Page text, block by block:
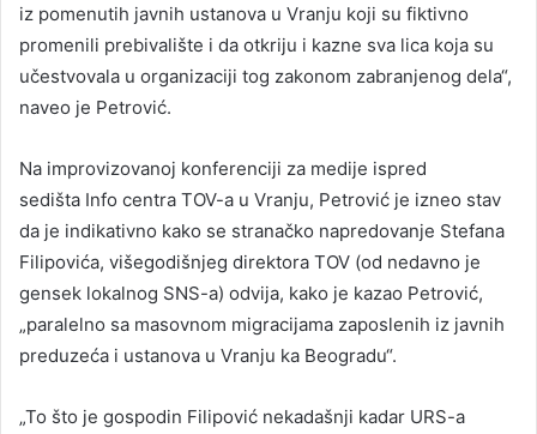
iz pomenutih javnih ustanova u Vranju koji su fiktivno
promenili prebivalište i da otkriju i kazne sva lica koja su
učestvovala u organizaciji tog zakonom zabranjenog dela“,
naveo je Petrović.
Na improvizovanoj konferenciji za medije ispred
sedišta Info centra TOV-a u Vranju, Petrović je izneo stav
da je indikativno kako se stranačko napredovanje Stefana
Filipovića, višegodišnjeg direktora TOV (od nedavno je
gensek lokalnog SNS-a) odvija, kako je kazao Petrović,
„paralelno sa masovnom migracijama zaposlenih iz javnih
preduzeća i ustanova u Vranju ka Beogradu“.
„To što je gospodin Filipović nekadašnji kadar URS-a